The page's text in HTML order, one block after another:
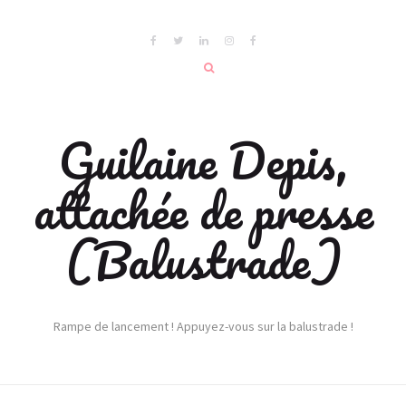
Guilaine Depis,
attachée de presse
(Balustrade)
Rampe de lancement ! Appuyez-vous sur la balustrade !